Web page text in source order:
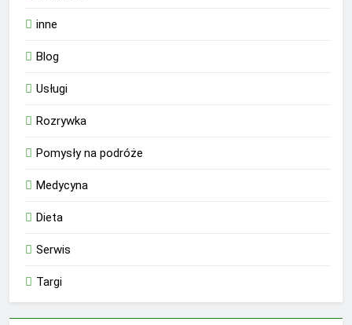
inne
Blog
Usługi
Rozrywka
Pomysły na podróże
Medycyna
Dieta
Serwis
Targi